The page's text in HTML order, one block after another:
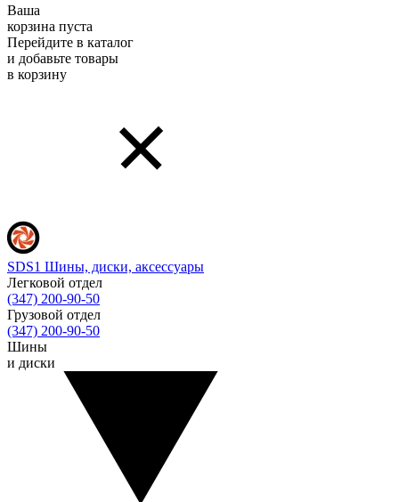
Ваша
корзина пуста
Перейдите в каталог
и добавьте товары
в корзину
SDS1 Шины, диски, аксессуары
Легковой отдел
(347) 200-90-50
Грузовой отдел
(347) 200-90-50
Шины
и диски